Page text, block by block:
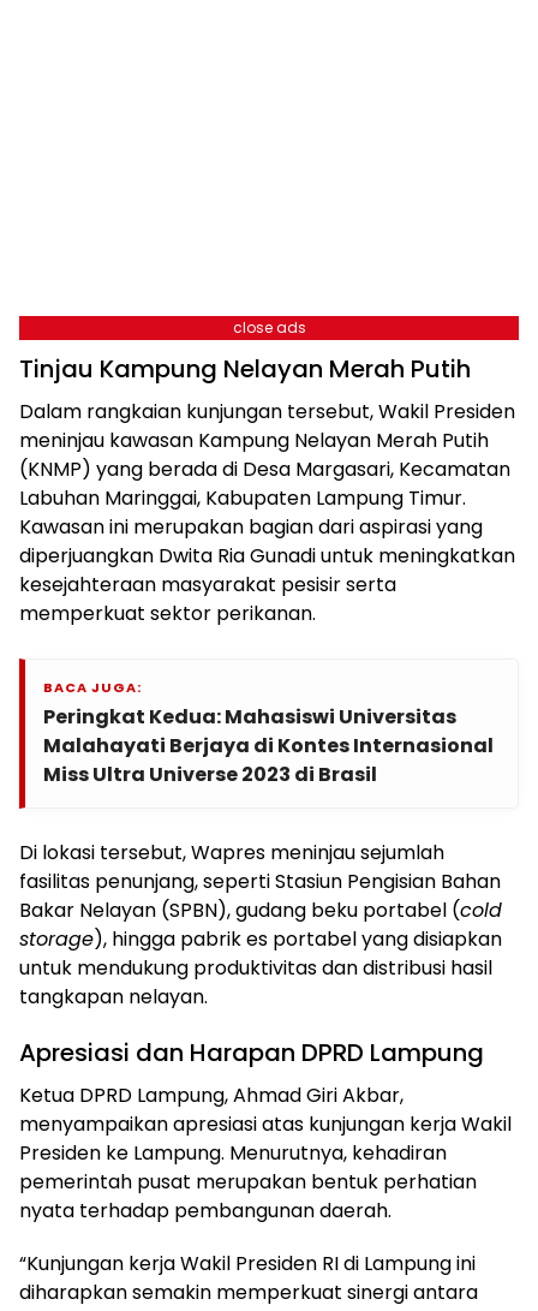
close ads
Tinjau Kampung Nelayan Merah Putih
Dalam rangkaian kunjungan tersebut, Wakil Presiden
meninjau kawasan Kampung Nelayan Merah Putih
(KNMP) yang berada di Desa Margasari, Kecamatan
Labuhan Maringgai, Kabupaten Lampung Timur.
Kawasan ini merupakan bagian dari aspirasi yang
diperjuangkan Dwita Ria Gunadi untuk meningkatkan
kesejahteraan masyarakat pesisir serta
memperkuat sektor perikanan.
BACA JUGA:
Peringkat Kedua: Mahasiswi Universitas
Malahayati Berjaya di Kontes Internasional
Miss Ultra Universe 2023 di Brasil
Di lokasi tersebut, Wapres meninjau sejumlah
fasilitas penunjang, seperti Stasiun Pengisian Bahan
Bakar Nelayan (SPBN), gudang beku portabel (cold
storage), hingga pabrik es portabel yang disiapkan
untuk mendukung produktivitas dan distribusi hasil
tangkapan nelayan.
Apresiasi dan Harapan DPRD Lampung
Ketua DPRD Lampung, Ahmad Giri Akbar,
menyampaikan apresiasi atas kunjungan kerja Wakil
Presiden ke Lampung. Menurutnya, kehadiran
pemerintah pusat merupakan bentuk perhatian
nyata terhadap pembangunan daerah.
“Kunjungan kerja Wakil Presiden RI di Lampung ini
diharapkan semakin memperkuat sinergi antara